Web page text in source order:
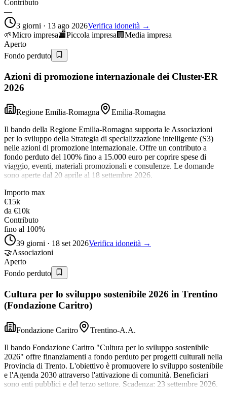
Contributo
—
3 giorni · 13 ago 2026Verifica idoneità →
🌱Micro impresa🏬Piccola impresa 🏢 Media impresa
Aperto
Fondo perduto
Azioni di promozione internazionale dei Cluster-ER
2026
Regione Emilia-Romagna
Emilia-Romagna
Il bando della Regione Emilia-Romagna supporta le Associazioni
per lo sviluppo della Strategia di specializzazione intelligente (S3)
nelle azioni di promozione internazionale. Offre un contributo a
fondo perduto del 100% fino a 15.000 euro per coprire spese di
viaggio, eventi, materiali promozionali e consulenze. Le domande
sono aperte dal 20 aprile al 18 settembre 2026.
Importo max
€15k
da €10k
Contributo
fino al 100%
39 giorni · 18 set 2026Verifica idoneità →
🤝Associazioni
Aperto
Fondo perduto
Cultura per lo sviluppo sostenibile 2026 in Trentino
(Fondazione Caritro)
Fondazione Caritro
Trentino-A.A.
Il bando Fondazione Caritro "Cultura per lo sviluppo sostenibile
2026" offre finanziamenti a fondo perduto per progetti culturali nella
Provincia di Trento. L'obiettivo è promuovere lo sviluppo sostenibile
e l'Agenda 2030 attraverso l'attivazione di comunità. Beneficiari
sono enti pubblici e del terzo settore. Scadenza: 23 settembre 2026.